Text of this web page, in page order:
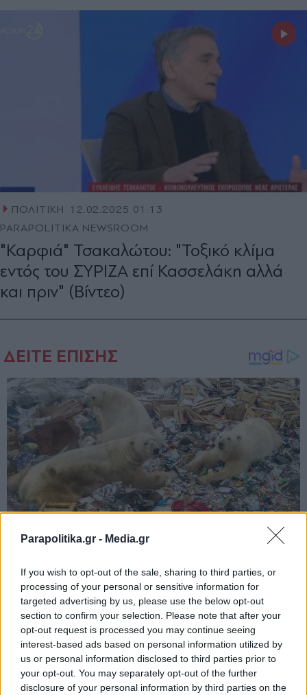
Parapolitika.gr - Media.gr
If you wish to opt-out of the sale, sharing to third parties, or
processing of your personal or sensitive information for
targeted advertising by us, please use the below opt-out
section to confirm your selection. Please note that after your
opt-out request is processed you may continue seeing
interest-based ads based on personal information utilized by
us or personal information disclosed to third parties prior to
your opt-out. You may separately opt-out of the further
disclosure of your personal information by third parties on the
ΠΟΛΙΤΙΚΗ
12.02.2025 01:13
PARAPOLITIKA NEWSROOM
"Καρφιά" Τσακαλώτου: "Τοξικό κλίμα
εντός του ΣΥΡΙΖΑ επί Κασσελάκη αλλά
και πριν" (Βίντεο)